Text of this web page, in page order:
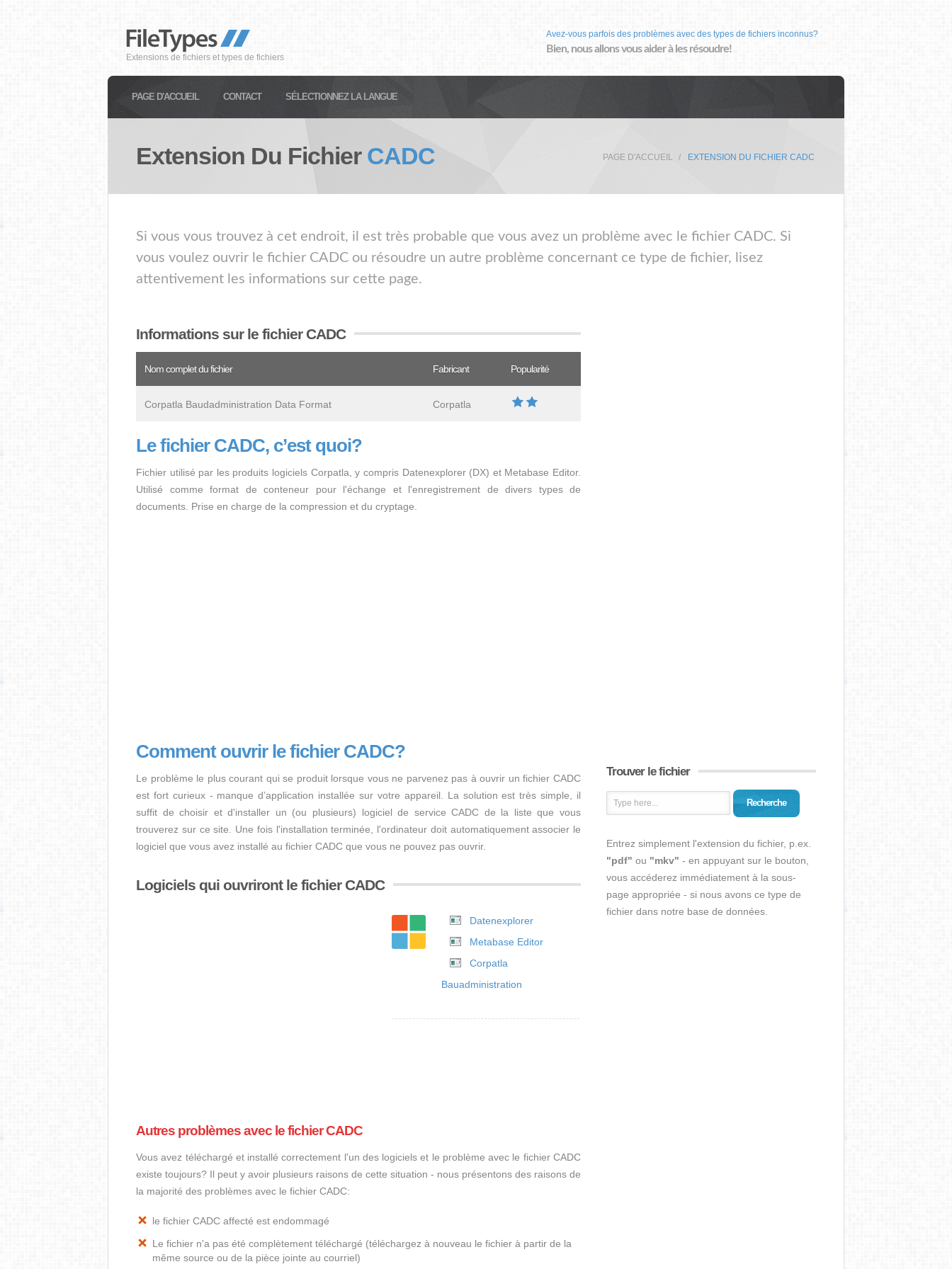
Extensions de fichiers et types de fichiers
Avez-vous parfois des problèmes avec des types de fichiers inconnus?
Bien, nous allons vous aider à les résoudre!
PAGE D'ACCUEIL CONTACT SÉLECTIONNEZ LA LANGUE
Extension Du Fichier CADC PAGE D'ACCUEIL EXTENSION DU FICHIER CADC
Si vous vous trouvez à cet endroit, il est très probable que vous avez un problème avec le fichier CADC. Si
vous voulez ouvrir le fichier CADC ou résoudre un autre problème concernant ce type de fichier, lisez
attentivement les informations sur cette page.
Informations sur le fichier CADC
Nom complet du fichier Fabricant Popularité
Corpatla Baudadministration Data Format Corpatla
Le fichier CADC, c’est quoi?
Fichier utilisé par les produits logiciels Corpatla, y compris Datenexplorer (DX) et Metabase Editor.
Utilisé comme format de conteneur pour l'échange et l'enregistrement de divers types de
documents. Prise en charge de la compression et du cryptage.
Comment ouvrir le fichier CADC?
Le problème le plus courant qui se produit lorsque vous ne parvenez pas à ouvrir un fichier CADC
est fort curieux - manque d’application installée sur votre appareil. La solution est très simple, il
suffit de choisir et d'installer un (ou plusieurs) logiciel de service CADC de la liste que vous
trouverez sur ce site. Une fois l'installation terminée, l'ordinateur doit automatiquement associer le
logiciel que vous avez installé au fichier CADC que vous ne pouvez pas ouvrir.
Logiciels qui ouvriront le fichier CADC
Datenexplorer
Metabase Editor
Corpatla
Bauadministration
Autres problèmes avec le fichier CADC
Vous avez téléchargé et installé correctement l'un des logiciels et le problème avec le fichier CADC
existe toujours? Il peut y avoir plusieurs raisons de cette situation - nous présentons des raisons de
la majorité des problèmes avec le fichier CADC:
le fichier CADC affecté est endommagé
Le fichier n'a pas été complètement téléchargé (téléchargez à nouveau le fichier à partir de la
même source ou de la pièce jointe au courriel)
Trouver le fichier
Recherche
Entrez simplement l'extension du fichier, p.ex.
"pdf" ou "mkv" - en appuyant sur le bouton,
vous accéderez immédiatement à la sous-
page appropriée - si nous avons ce type de
fichier dans notre base de données.